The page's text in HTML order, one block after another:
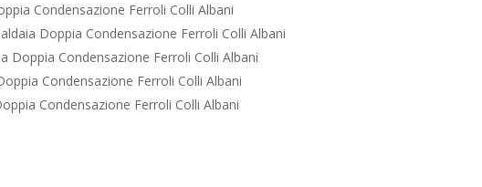
Condensazione Ferroli Colli Albani
Doppia Condensazione Ferroli Colli Albani
Doppia Condensazione Ferroli Colli Albani
Condensazione Ferroli Colli Albani
Condensazione Ferroli Colli Albani